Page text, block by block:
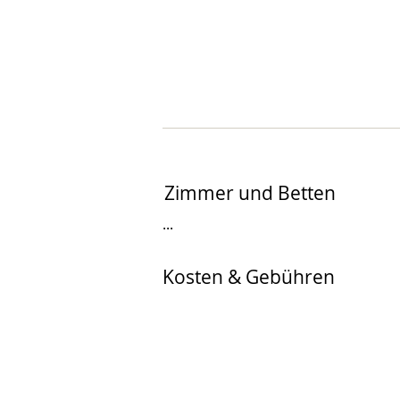
Zimmer und Betten
...
Kosten & Gebühren